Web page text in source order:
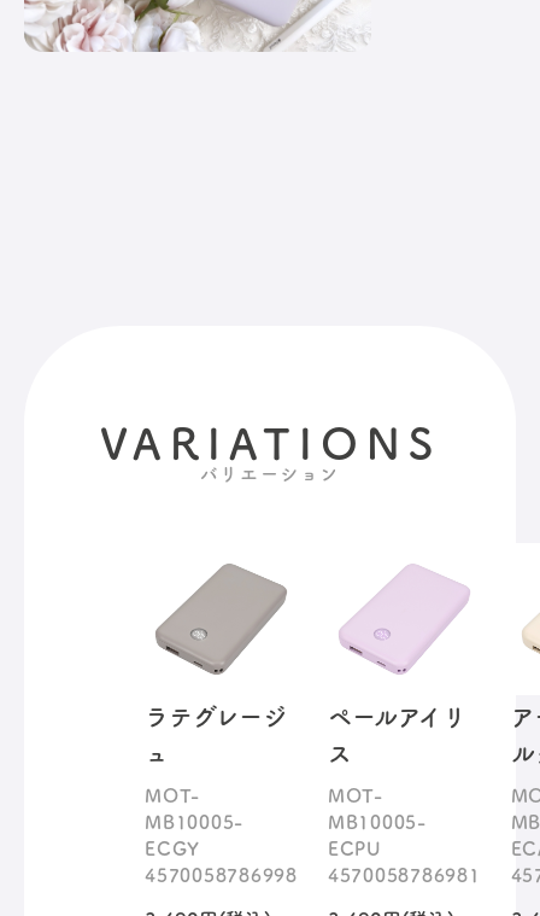
VARIATIONS
バリエーション
ラテグレージ
ュ
MOT-
MB10005-
ECGY
4570058786998
ペールアイリ
ス
MOT-
MB10005-
ECPU
4570058786981